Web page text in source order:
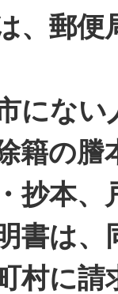
、郵便
にない
籍の謄
抄本、
書は
村に請